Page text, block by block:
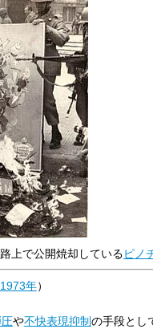
上で公開焼却しているピノ
1973年）
や不快表現抑制の手段とし